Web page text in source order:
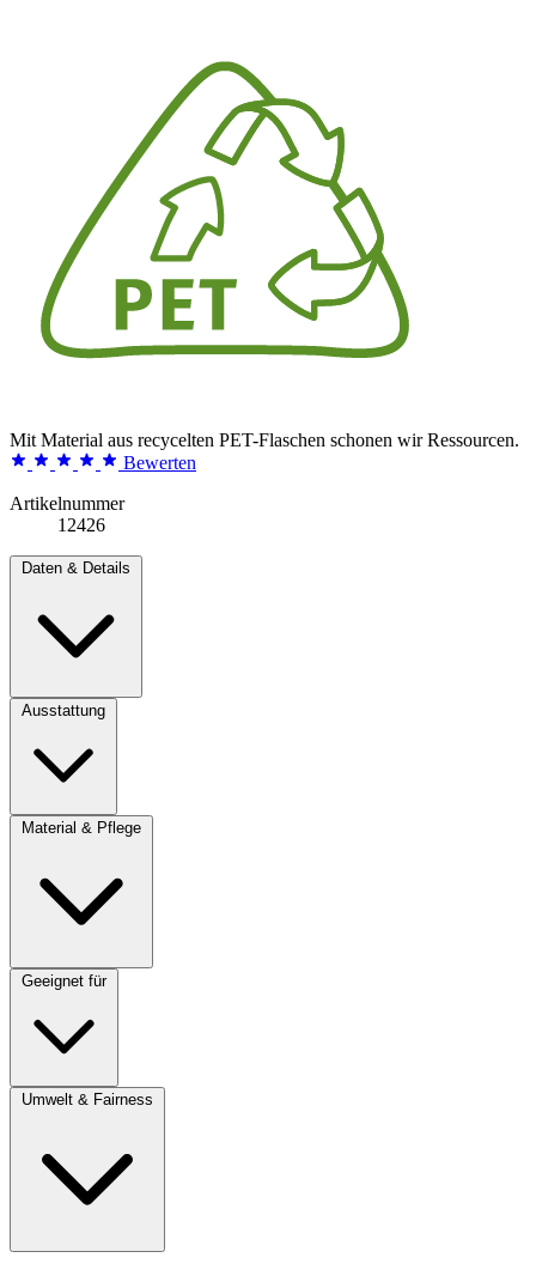
Mit Material aus recycelten PET-Flaschen schonen wir Ressourcen.
Bewerten
Artikelnummer
12426
Daten & Details
Ausstattung
Material & Pflege
Geeignet für
Umwelt & Fairness